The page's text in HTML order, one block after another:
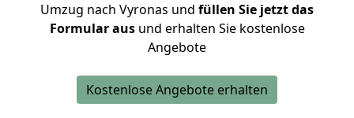
Umzug nach Vyronas und füllen Sie jetzt das
Formular ausund erhalten Sie kostenlose
Angebote
Kostenlose Angebote erhalten